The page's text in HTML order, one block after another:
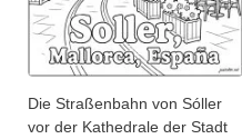
Die Straßenbahn von Sóller
vor der Kathedrale der Stadt